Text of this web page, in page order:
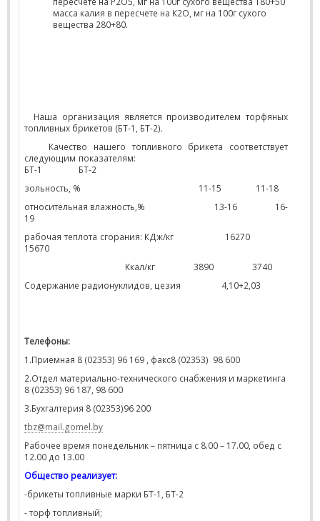
масса калия в пересчете на К2О, мг на 100г сухого
вещества 280+80.
Наша организация является производителем торфяных
топливных брикетов (БТ-1, БТ-2).
Качество нашего топливного брикета соответствует
следующим показателям:
БТ-1
БТ-2
зольность, %
11-15
11-18
относительная влажность,%
13-16
16-
19
рабочая теплота сгорания: КДж/кг
16270
15670
Ккал/кг
3890
3740
Содержание радионуклидов, цезия
4,10+2,03
Телефоны:
1.Приемная 8 (02353) 96 169 , факс8 (02353) 98 600
2.Отдел материально-технического снабжения и маркетинга
8 (02353) 96 187, 98 600
3.Бухгалтерия 8 (02353)96 200
tbz@mail.gomel.by
Рабочее время понедельник – пятница с 8.00 – 17.00, обед с
12.00 до 13.00
Общество реализует:
-брикеты топливные марки БТ-1, БТ-2
- торф топливный;